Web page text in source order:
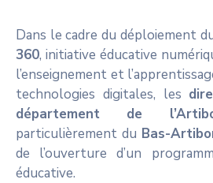
Dans le cadre du déploiement
360, initiative éducative
l’enseignement et
technologies digitales, les
département de
particulièrement du Bas-
de l’ouverture d’un
éducative.